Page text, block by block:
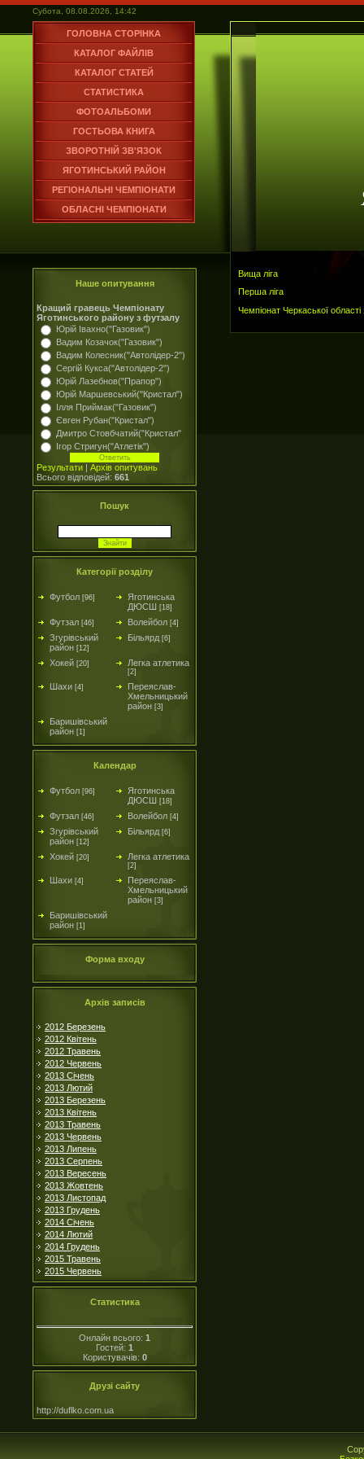
Субота, 08.08.2026, 14:42
ГОЛОВНА СТОРІНКА
КАТАЛОГ ФАЙЛІВ
КАТАЛОГ СТАТЕЙ
СТАТИСТИКА
ФОТОАЛЬБОМИ
ГОСТЬОВА КНИГА
ЗВОРОТНІЙ ЗВ'ЯЗОК
ЯГОТИНСЬКИЙ РАЙОН
РЕГІОНАЛЬНІ ЧЕМПІОНАТИ
ОБЛАСНІ ЧЕМПІОНАТИ
Наше опитування
Кращий гравець Чемпіонату
Яготинського району з футзалу
Юрій Івахно("Газовик")
Вадим Козачок("Газовик")
Вадим Колесник("Автолідер-2")
Сергій Кукса("Автолідер-2")
Юрій Лазебнов("Прапор")
Юрій Маршевський("Кристал")
Ілля Приймак("Газовик")
Євген Рубан("Кристал")
Дмитро Стовбчатий("Кристал"
Ігор Стригун("Атлетік")
Результати | Архів опитувань
Всього відповідей: 661
Пошук
Категорії розділу
Футбол [96]
Яготинська
ДЮСШ [18]
Футзал [46] Волейбол [4]
Згурівський
район [12]
Більярд [6]
Хокей [20] Легка атлетика
[2]
Шахи [4]
Переяслав-
Хмельницький
район [3]
Баришівський
район [1]
Календар
Футбол [96]
Яготинська
ДЮСШ [18]
Футзал [46] Волейбол [4]
Згурівський
район [12]
Більярд [6]
Хокей [20] Легка атлетика
[2]
Шахи [4]
Переяслав-
Хмельницький
район [3]
Баришівський
район [1]
Форма входу
Архів записів
2012 Березень
2012 Квітень
2012 Травень
2012 Червень
2013 Січень
2013 Лютий
2013 Березень
2013 Квітень
2013 Травень
2013 Червень
2013 Липень
2013 Серпень
2013 Вересень
2013 Жовтень
2013 Листопад
2013 Грудень
2014 Січень
2014 Лютий
2014 Грудень
2015 Травень
2015 Червень
Статистика
Онлайн всього: 1
Гостей: 1
Користувачів: 0
Друзі сайту
http://duflko.com.ua
Вища ліга
Перша ліга
Чемпіонат Черкаської